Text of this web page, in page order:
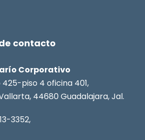
contacto
Corporativo
425-piso 4 oficina 401,
44680 Guadalajara, Jal.
3352,